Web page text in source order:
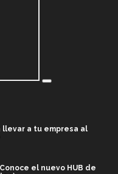
llevar a tu empresa al
el nuevo HUB de